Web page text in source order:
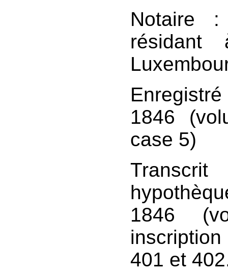
Notaire :
1846
case 5)
1846
401 et